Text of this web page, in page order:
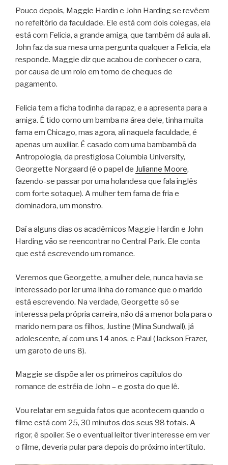
Pouco depois, Maggie Hardin e John Harding se revêem
no refeitório da faculdade. Ele está com dois colegas, ela
está com Felicia, a grande amiga, que também dá aula ali.
John faz da sua mesa uma pergunta qualquer a Felicia, ela
responde. Maggie diz que acabou de conhecer o cara,
por causa de um rolo em torno de cheques de
pagamento.
Felicia tem a ficha todinha da rapaz, e a apresenta para a
amiga. É tido como um bamba na área dele, tinha muita
fama em Chicago, mas agora, ali naquela faculdade, é
apenas um auxiliar. É casado com uma bambambã da
Antropologia, da prestigiosa Columbia University,
Georgette Norgaard (é o papel de Julianne Moore,
fazendo-se passar por uma holandesa que fala inglês
com forte sotaque). A mulher tem fama de fria e
dominadora, um monstro.
Daí a alguns dias os acadêmicos Maggie Hardin e John
Harding vão se reencontrar no Central Park. Ele conta
que está escrevendo um romance.
Veremos que Georgette, a mulher dele, nunca havia se
interessado por ler uma linha do romance que o marido
está escrevendo. Na verdade, Georgette só se
interessa pela própria carreira, não dá a menor bola para o
marido nem para os filhos, Justine (Mina Sundwall), já
adolescente, aí com uns 14 anos, e Paul (Jackson Frazer,
um garoto de uns 8).
Maggie se dispõe a ler os primeiros capítulos do
romance de estréia de John – e gosta do que lê.
Vou relatar em seguida fatos que acontecem quando o
filme está com 25, 30 minutos dos seus 98 totais. A
rigor, é spoiler. Se o eventual leitor tiver interesse em ver
o filme, deveria pular para depois do próximo intertítulo.